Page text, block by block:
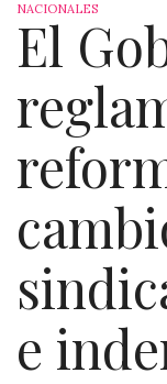
NACIONALES
El
e